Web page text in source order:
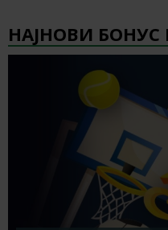
НАЈНОВИ БОНУС